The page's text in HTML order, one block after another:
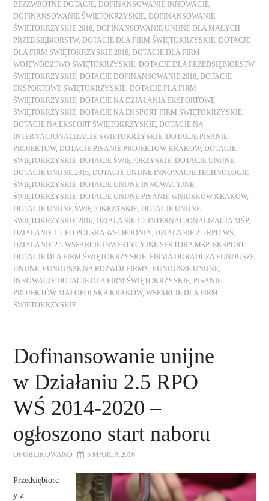
BEZZWROTNE DOTACJE,DOFINANSOWANIE INNOWACJE,
DOFINANSOWANIE ŚWIĘTOKRZYSKIE,DOFINANSOWANIE
ŚWIĘTOKRZYSKIE 2016,DOFINANSOWANIE UNIJNE DLA MAŁYCH
PRZEDSIĘBIORSTW,DOTACJE DLA FIRM ŚWIĘTOKRZYSKIE,DOTACJE
DLA FIRM SWIĘTOKRZYSKIE 2016,DOTACJE DLA FIRM
WOJEWÓDZTWO ŚWIĘTOKRZYSKIE,DOTACJE DLA PRZEDSIĘBIORSTW
ŚWIĘTOKRZYSKIE,DOTACJE DOFINANSOWANIE 2016,DOTACJE
EKSPORTOWE ŚWIĘTOKRZYSKIE,DOTACJE FLA FIRM
ŚWIĘTOKRZYSKIE,DOTACJE NA DZIAŁANIA EKSPORTOWE
ŚWIĘTOKRZYSKIE,DOTACJE NA EKSPORT FIRM ŚWIĘTOKRZYSKIE,
DOTACJE NA EKSPORT ŚWIĘTOKRZYSKIE,DOTACJE NA
INTERNACJONALIZACJE ŚWIETOKRZYSKIE,DOTACJE PISANIE
PROJEKTÓW,DOTACJE PISANIE PROJEKTÓW KRAKÓW,DOTACJE
SWIĘTOKRZYSKIE,DOTACJE ŚWIĘTORZYSKIE,DOTACJE UNIJNE,
DOTACJE UNIJNE 2016,DOTACJE UNIJNE INNOWACJE TECHNOLOGIE
ŚWIĘTOKRZYSKIE,DOTACJE UNIJNE INNOWACYJNE
ŚWIĘTOKRZYSKIE,DOTACJE UNIJNE PISANIE WNIOSKÓW KRAKÓW,
DOTACJE UNIJNE ŚWIĘTOKRZYSKIE,DOTACJE UNIJNE
ŚWIĘTOKRZYSKIE 2016,DZIAŁANIE 1.2 INTERNACJONALIZACJA MŚP,
DZIAŁANIE 1.2 PO POLSKA WSCHODNIA,DZIAŁANIE 2.5 RPO WŚ,
DZIAŁANIE 2.5 WSPARCIE INWESTYCYJNE SEKTORA MŚP,EKSPORT
DOTACJE DLA FIRM ŚWIĘTOKRZYSKIE, FIRMA DORADCZA FUNDUSZE
UNIJNE, FUNDUSZE NA ROZWÓJ FIRMY, FUNDUSZE UNIJNE,
INNOWACJE DOTACJE DLA FIRM ŚWIĘTOKRZYSKIE, PISANIE
PROJEKTÓW MAŁOPOLSKA KRAKÓW, WSPARCIE DLA FIRM
ŚWIETOKRZYSKIE
Dofinansowanie unijne
w Działaniu 2.5 RPO
WŚ 2014-2020 –
ogłoszono start naboru
OPUBLIKOWANO 5 MARCA 2016
Przedsiębiorc
y z